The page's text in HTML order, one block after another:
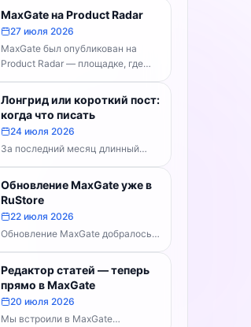
сервис обрабатывает более 30
000 фотографий...
MaxGate на Product Radar
27 июля 2026
MaxGate был опубликован на
Product Radar — площадке, где
выбирают лучшие российские
технологические продукты. Если...
Лонгрид или короткий пост:
когда что писать
24 июля 2026
За последний месяц длинный
формат перестал быть
технической проблемой. Telegram
выпустил конструктор статей,
MaxGate научился...
Обновление MaxGate уже в
RuStore
22 июля 2026
Обновление MaxGate добралось
до RuStore — теперь актуальная
версия доступна всем, без
скачивания APK напрямую:...
Редактор статей — теперь
прямо в MaxGate
20 июля 2026
Мы встроили в MaxGate